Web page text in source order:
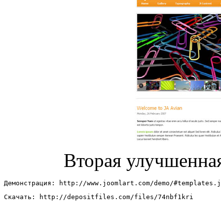
Вторая
Демонстрация: http://www.joomlart.com/demo/
Скачать: http://depositfiles.com/files/74nbf1kri